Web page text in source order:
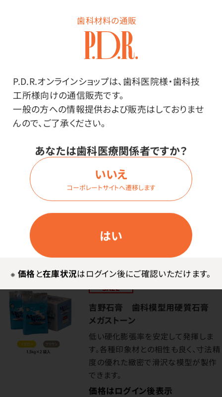
歯科材料の通販
P.D.R.オンラインショップは、歯科医院様・歯科技
工所様向けの通信販売です。
一般の方への情報提供および販売はしておりませ
んので、ご了承ください。
あなたは歯科医療関係者ですか？
はい
いいえ
コーポレートサイトへ遷移します
※ 価格と在庫状況はログイン後にご確認いただけます。
GC 模型用硬石こう ニュープラ
ストーン2 LE
硬化膨張率を超硬石こうの「ニューフ
ジロック」と同じ0.08％に設定した硬
価格はログイン後表示
GC 模型用超硬石こう ニューフ
ジロック IMP
ニューフジロックをベースに、初期膨張
とそれ以降の残留膨張を極限まで抑え
た超硬石こう。
価格はログイン後表示
SALE
GC 矯正模型用硬石こう ニュー
プラストーン2 ホワイト ファスト
「ニュープラストーン2」をベースに、矯
正用に特化した硬石こう。ファストタイ
プ。
価格はログイン後表示
SALE
吉野石膏 歯科模型用硬質石膏
メガストーン
低い硬化膨張率を安定して発揮しま
す。各種印象材との相性も良く、寸法精
度の優れた緻密で滑沢な模型が製作
できます。
価格はログイン後表示